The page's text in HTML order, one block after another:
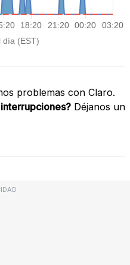
problemas con Claro.
Déjanos un